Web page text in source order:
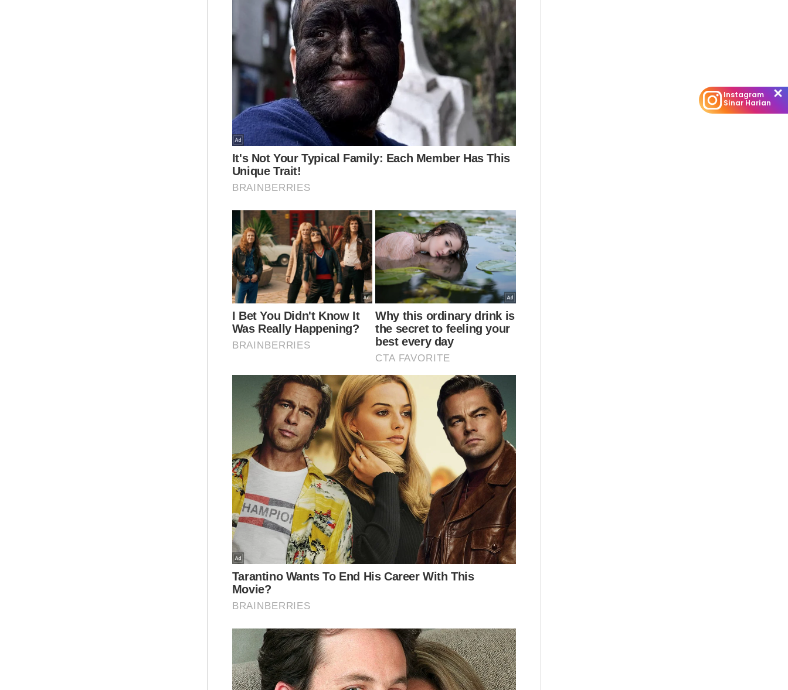
melibatkan golongan itu.
"Kita belum ada undang-undang sedemikian,
kerana masih difikirkan sama ada kita perlu atau
tidak... sebab itu peringatan untuk larangan kanak-
kanak sebagai bahan kandungan media sosial
sering kali dikeluarkan,” katanya.
Sementara itu, mengulas mengenai situasi banjir di
beberapa negeri, Nancy berkata, Jabatan
Kebajikan Masyarakat sudah bersedia sekiranya
terdapat keperluan untuk membeku cuti
pegawainya untuk bertugas di pusat pemindahan
sementara (PPS) sewaktu Hari Raya Aidilfitri.
"Untuk banjir sehingga sekolah ditutup di Johor, kita
juga bersedia sekiranya Kementerian Pendidikan
memerlukan pertambahan bantuan daripada kami,
tetapi setakat ini menteri (Fadhlina Sidek) cakap
setakat ini semua terkawal,” katanya.
Setakat 4 petang ini, jumlah mangsa banjir di PPS di
Johor dan Sarawak dilaporkan meningkat dengan
masing-masing kini mempunyai 11,776 orang dan
435 orang, manakala Sabah dilaporkan menurun
kepada 344 orang berbanding 1,248 orang pagi
tadi. - Bernama
Muat turun aplikasi Sinar Harian.
dapatkan baucar tunai.
Apakah status hubungan anda?
Bujang Kahwin
Instagram
Sinar Harian